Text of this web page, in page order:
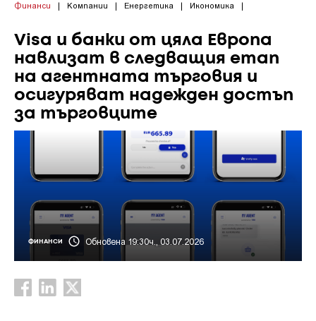
Финанси | Компании | Енергетика | Икономика |
Visa и банки от цяла Европа
навлизат в следващия етап
на агентната търговия и
осигуряват надежден достъп
за търговците
ФИНАНСИ Обновена 19:30ч., 03.07.2026